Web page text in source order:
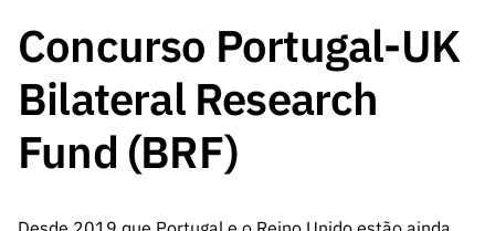
Internacional
Prémios
Computaç
ão
Emprego
Concursos Previstos
Concursos Fechados
Calendário de
Concursos FCT 2026
LINKS
RÁPIDOS
Bolsas
I&D
Serviços
ServiçosServiços digitais:
Tecnologia para o
Media
MediaNotícias
Notas de Imprensa
Concurso Portugal-UK
Bilateral Research
Fund (BRF)